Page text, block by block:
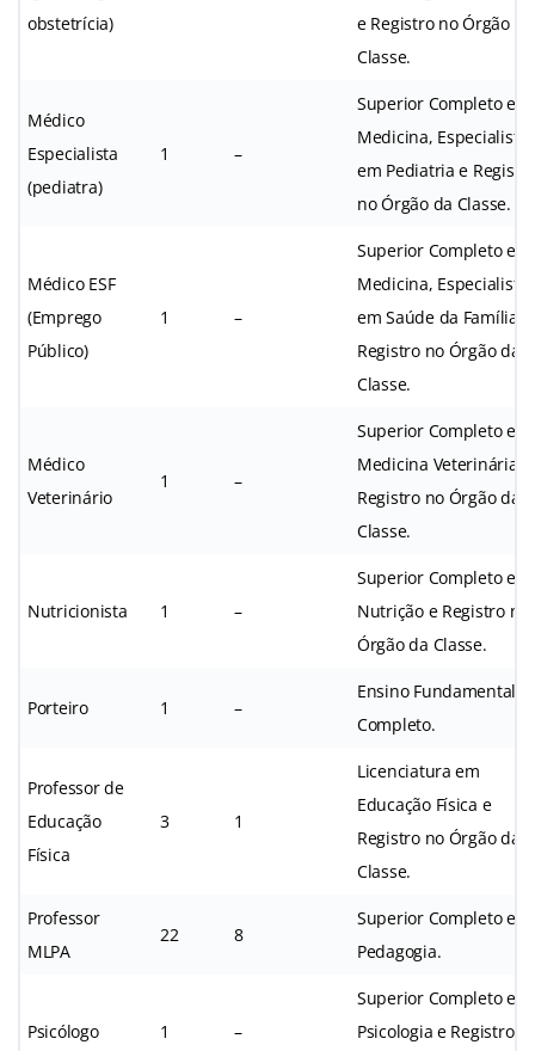
obstetrícia)
e Registro no Órgão da
Classe.
Médico
Especialista
(pediatra)
1 –
Superior Completo em
Medicina, Especialista
em Pediatria e Registro
no Órgão da Classe.
Médico ESF
(Emprego
Público)
1 –
Superior Completo em
Medicina, Especialista
em Saúde da Família e
Registro no Órgão da
Classe.
Médico
Veterinário
1 –
Superior Completo em
Medicina Veterinária e
Registro no Órgão da
Classe.
Nutricionista 1 –
Superior Completo em
Nutrição e Registro no
Órgão da Classe.
Porteiro 1 –
Ensino Fundamental
Completo.
Professor de
Educação
Física
3 1
Licenciatura em
Educação Física e
Registro no Órgão da
Classe.
Professor
MLPA
22 8
Superior Completo em
Pedagogia.
Psicólogo 1 –
Superior Completo em
Psicologia e Registro